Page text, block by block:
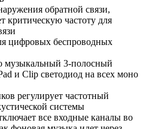
обратной связи,
критическую частоту для
цифровых беспроводных
музыкальный 3-полосный
и Clip светодиод на всех моно
регулирует частотный
системы
все входные каналы во